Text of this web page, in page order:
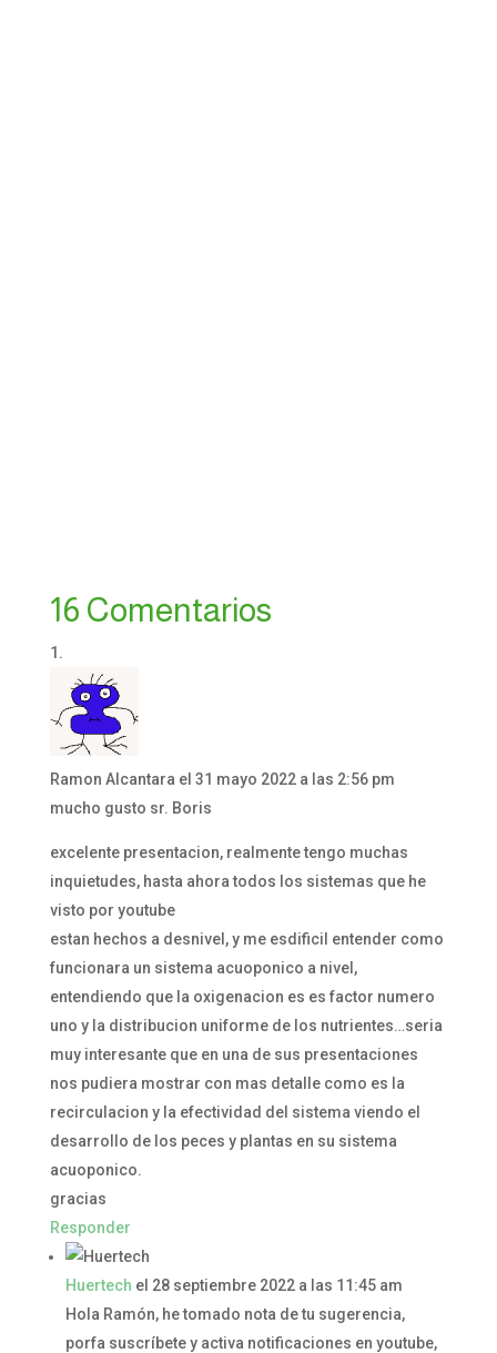
16 Comentarios
Ramon Alcantara el 31 mayo 2022 a las 2:56 pm
mucho gusto sr. Boris
excelente presentacion, realmente tengo muchas
inquietudes, hasta ahora todos los sistemas que he
visto por youtube
estan hechos a desnivel, y me esdificil entender como
funcionara un sistema acuoponico a nivel,
entendiendo que la oxigenacion es es factor numero
uno y la distribucion uniforme de los nutrientes…seria
muy interesante que en una de sus presentaciones
nos pudiera mostrar con mas detalle como es la
recirculacion y la efectividad del sistema viendo el
desarrollo de los peces y plantas en su sistema
acuoponico.
gracias
Responder
Huertech el 28 septiembre 2022 a las 11:45 am
Hola Ramón, he tomado nota de tu sugerencia,
porfa suscríbete y activa notificaciones en youtube,